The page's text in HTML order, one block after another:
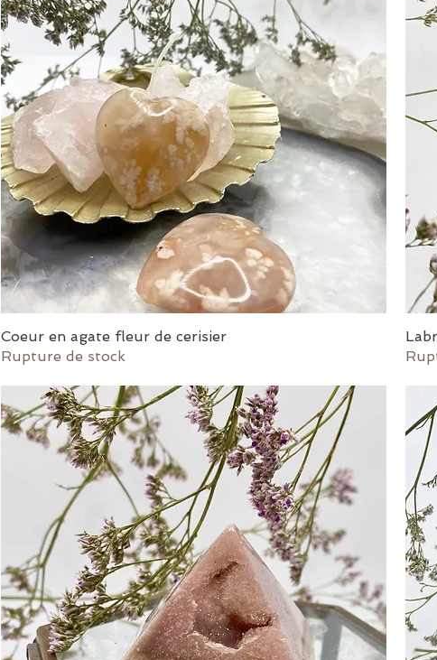
Aperçu rapide
Coeur en agate fleur de cerisier
Rupture de stock